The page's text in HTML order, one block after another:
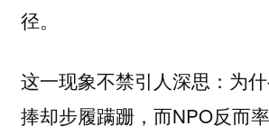
径。
这一现象不禁引人深思：为
捧却步履蹒跚，而NPO反而